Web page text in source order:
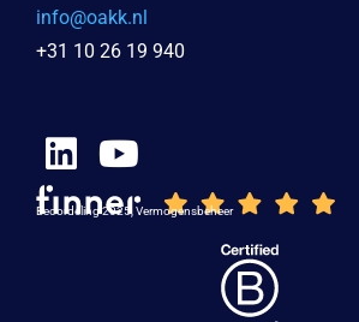
info@oakk.nl
+31 10 26 19 940
Beoordeling 2025, Vermogensbeheer